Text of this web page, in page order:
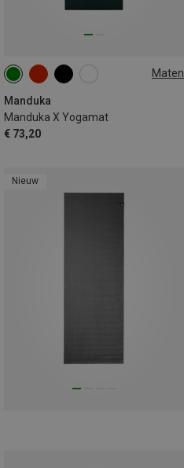
Maten
Manduka
Manduka X Yogamat
€ 73,20
180CM
Nieuw